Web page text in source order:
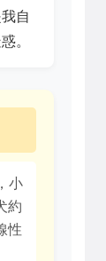
自
。
小
約
性